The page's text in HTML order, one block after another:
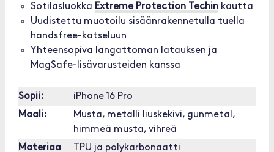
Sotilasluokka Extreme Protection Techin kautta
Uudistettu muotoilu sisäänrakennetulla tuella
handsfree-katseluun
Yhteensopiva langattoman latauksen ja
MagSafe-lisävarusteiden kanssa
Sopii:
iPhone 16 Pro
Maali:
Musta, metalli liuskekivi, gunmetal,
himmeä musta, vihreä
Materiaa
TPU ja polykarbonaatti